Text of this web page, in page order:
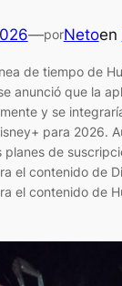
—porNetoen
de tiempo de
anunció que la
y se
para 2026.
planes de
el contenido de
el contenido de